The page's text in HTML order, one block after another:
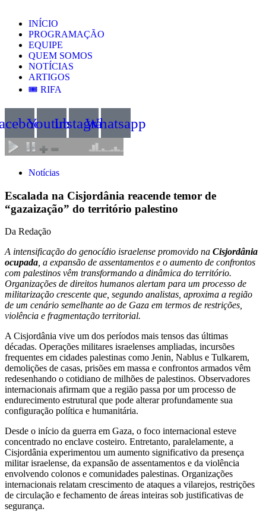
INÍCIO
PROGRAMAÇÃO
EQUIPE
QUEM SOMOS
NOTÍCIAS
ARTIGOS
🎟️ RIFA
YoutubeInstagramWhatsapp
Notícias
Escalada na Cisjordânia reacende temor de
“gazaização” do território palestino
Da Redação
A intensificação do genocídio israelense promovido na Cisjordânia
ocupada, a expansão de assentamentos e o aumento de confrontos
com palestinos vêm transformando a dinâmica do território.
Organizações de direitos humanos alertam para um processo de
militarização crescente que, segundo analistas, aproxima a região
de um cenário semelhante ao de Gaza em termos de restrições,
violência e fragmentação territorial.
A Cisjordânia vive um dos períodos mais tensos das últimas
décadas. Operações militares israelenses ampliadas, incursões
frequentes em cidades palestinas como Jenin, Nablus e Tulkarem,
demolições de casas, prisões em massa e confrontos armados vêm
redesenhando o cotidiano de milhões de palestinos. Observadores
internacionais afirmam que a região passa por um processo de
endurecimento estrutural que pode alterar profundamente sua
configuração política e humanitária.
Desde o início da guerra em Gaza, o foco internacional esteve
concentrado no enclave costeiro. Entretanto, paralelamente, a
Cisjordânia experimentou um aumento significativo da presença
militar israelense, da expansão de assentamentos e da violência
envolvendo colonos e comunidades palestinas. Organizações
internacionais relatam crescimento de ataques a vilarejos, restrições
de circulação e fechamento de áreas inteiras sob justificativas de
segurança.